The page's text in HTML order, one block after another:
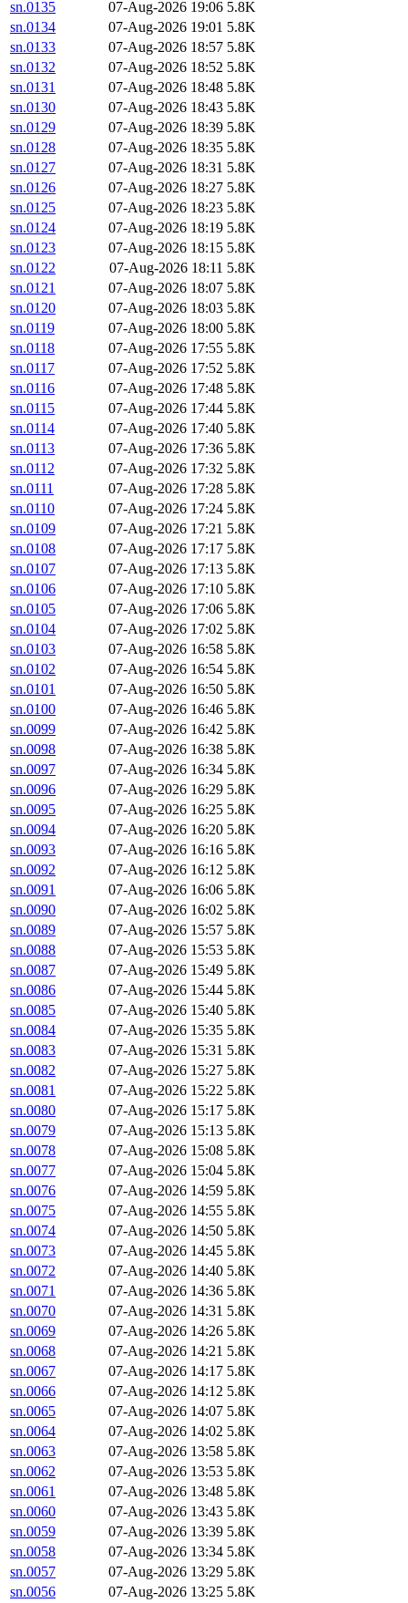
sn.0135 07-Aug-2026 19:06 5.8K
sn.0134
07-Aug-2026 19:01 5.8K
sn.0133
07-Aug-2026 18:57 5.8K
sn.0132
07-Aug-2026 18:52 5.8K
sn.0131
07-Aug-2026 18:48 5.8K
sn.0130
07-Aug-2026 18:43 5.8K
sn.0129
07-Aug-2026 18:39 5.8K
sn.0128
07-Aug-2026 18:35 5.8K
sn.0127
07-Aug-2026 18:31 5.8K
sn.0126
07-Aug-2026 18:27 5.8K
sn.0125
07-Aug-2026 18:23 5.8K
sn.0124
07-Aug-2026 18:19 5.8K
sn.0123
07-Aug-2026 18:15 5.8K
sn.0122
07-Aug-2026 18:11 5.8K
sn.0121
07-Aug-2026 18:07 5.8K
sn.0120
07-Aug-2026 18:03 5.8K
sn.0119
07-Aug-2026 18:00 5.8K
sn.0118
07-Aug-2026 17:55 5.8K
sn.0117
07-Aug-2026 17:52 5.8K
sn.0116
07-Aug-2026 17:48 5.8K
sn.0115
07-Aug-2026 17:44 5.8K
sn.0114
07-Aug-2026 17:40 5.8K
sn.0113
07-Aug-2026 17:36 5.8K
sn.0112
07-Aug-2026 17:32 5.8K
sn.0111
07-Aug-2026 17:28 5.8K
sn.0110
07-Aug-2026 17:24 5.8K
sn.0109
07-Aug-2026 17:21 5.8K
sn.0108
07-Aug-2026 17:17 5.8K
sn.0107
07-Aug-2026 17:13 5.8K
sn.0106
07-Aug-2026 17:10 5.8K
sn.0105
07-Aug-2026 17:06 5.8K
sn.0104
07-Aug-2026 17:02 5.8K
sn.0103
07-Aug-2026 16:58 5.8K
sn.0102
07-Aug-2026 16:54 5.8K
sn.0101
07-Aug-2026 16:50 5.8K
sn.0100
07-Aug-2026 16:46 5.8K
sn.0099
07-Aug-2026 16:42 5.8K
sn.0098
07-Aug-2026 16:38 5.8K
sn.0097
07-Aug-2026 16:34 5.8K
sn.0096
07-Aug-2026 16:29 5.8K
sn.0095
07-Aug-2026 16:25 5.8K
sn.0094
07-Aug-2026 16:20 5.8K
sn.0093
07-Aug-2026 16:16 5.8K
sn.0092
07-Aug-2026 16:12 5.8K
sn.0091
07-Aug-2026 16:06 5.8K
sn.0090
07-Aug-2026 16:02 5.8K
sn.0089
07-Aug-2026 15:57 5.8K
sn.0088
07-Aug-2026 15:53 5.8K
sn.0087
07-Aug-2026 15:49 5.8K
sn.0086
07-Aug-2026 15:44 5.8K
sn.0085
07-Aug-2026 15:40 5.8K
sn.0084
07-Aug-2026 15:35 5.8K
sn.0083
07-Aug-2026 15:31 5.8K
sn.0082
07-Aug-2026 15:27 5.8K
sn.0081
07-Aug-2026 15:22 5.8K
sn.0080
07-Aug-2026 15:17 5.8K
sn.0079
07-Aug-2026 15:13 5.8K
sn.0078
07-Aug-2026 15:08 5.8K
sn.0077
07-Aug-2026 15:04 5.8K
sn.0076
07-Aug-2026 14:59 5.8K
sn.0075
07-Aug-2026 14:55 5.8K
sn.0074
07-Aug-2026 14:50 5.8K
sn.0073
07-Aug-2026 14:45 5.8K
sn.0072
07-Aug-2026 14:40 5.8K
sn.0071
07-Aug-2026 14:36 5.8K
sn.0070
07-Aug-2026 14:31 5.8K
sn.0069
07-Aug-2026 14:26 5.8K
sn.0068
07-Aug-2026 14:21 5.8K
sn.0067
07-Aug-2026 14:17 5.8K
sn.0066
07-Aug-2026 14:12 5.8K
sn.0065
07-Aug-2026 14:07 5.8K
sn.0064
07-Aug-2026 14:02 5.8K
sn.0063
07-Aug-2026 13:58 5.8K
sn.0062
07-Aug-2026 13:53 5.8K
sn.0061
07-Aug-2026 13:48 5.8K
sn.0060
07-Aug-2026 13:43 5.8K
sn.0059
07-Aug-2026 13:39 5.8K
sn.0058
07-Aug-2026 13:34 5.8K
sn.0057
07-Aug-2026 13:29 5.8K
sn.0056
07-Aug-2026 13:25 5.8K